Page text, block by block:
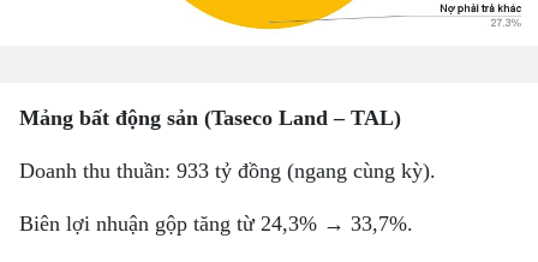
Mảng bất động sản (Taseco Land – TAL)
Doanh thu thuần: 933 tỷ đồng (ngang cùng kỳ).
Biên lợi nhuận gộp tăng từ 24,3% → 33,7%.